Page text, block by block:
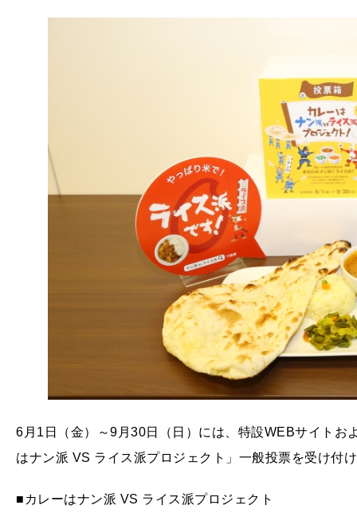
6月1日（金）～9月30日（日）には、特設WEBサイトお
はナン派 VS ライス派プロジェクト」一般投票を受け付
■カレーはナン派 VS ライス派プロジェクト